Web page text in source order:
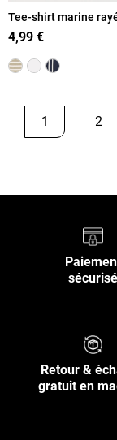
Tee-shirt marine
36M)
4,99 €
1 2
sécurisé
Retour &
gratuit en